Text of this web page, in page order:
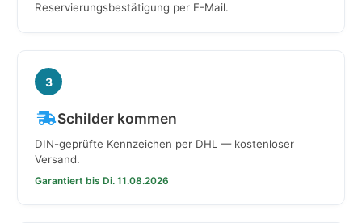
Reservierungsbestätigung per E-Mail.
3
Schilder kommen
DIN-geprüfte Kennzeichen per DHL — kostenloser
Versand.
Garantiert bis Di. 11.08.2026